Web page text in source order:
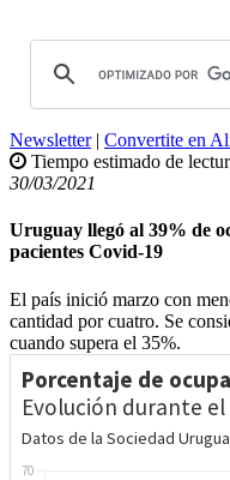
Newsletter| Convertite en
Tiempo estimado de
30/03/2021
Uruguay llegó al 39% de
pacientes Covid-19
El país inició marzo con
cantidad por cuatro. Se
cuando supera el 35%.